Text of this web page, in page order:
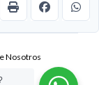
Nosotros